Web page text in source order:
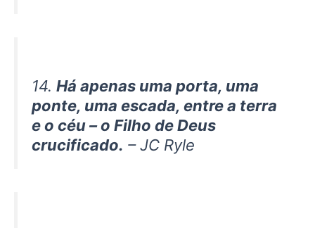
14. Há apenas uma porta, uma
ponte, uma escada, entre a terra
e o céu – o Filho de Deus
crucificado. – JC Ryle